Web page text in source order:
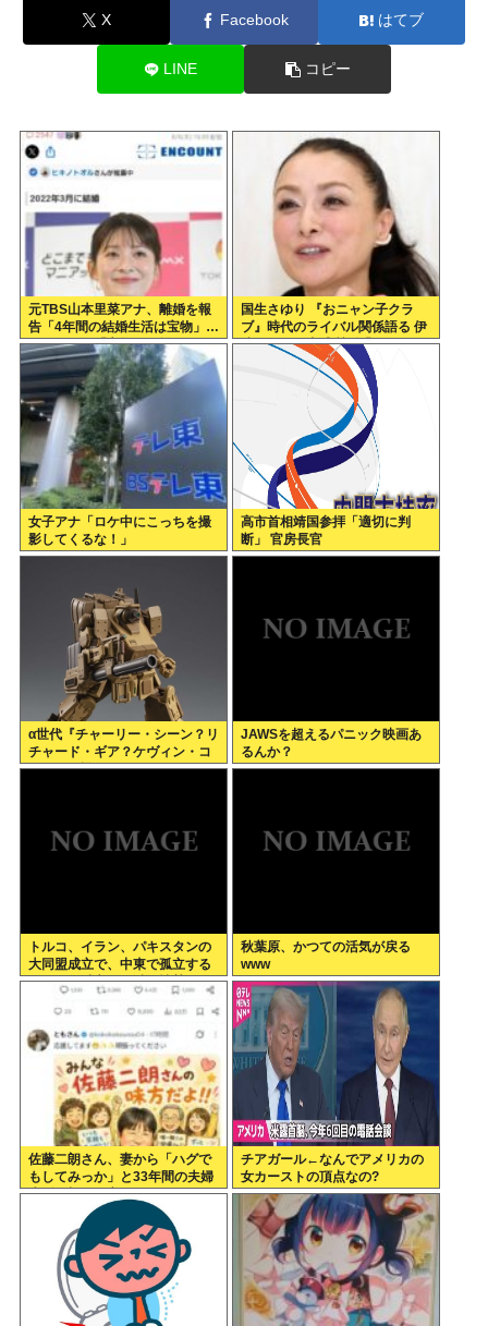
X Facebook はてブ
LINE コピー
元TBS山本里菜アナ、離婚を報
告「4年間の結婚生活は宝物」…
ヤフコメ民「宝物なら離婚しな
いだろ」
国生さゆり 『おニャン子クラ
ブ』時代のライバル関係語る 伊
達みきおが直球質問「たとえば
誰です？」
女子アナ「ロケ中にこっちを撮
影してくるな！」
高市首相靖国参拝「適切に判
断」 官房長官
α世代『チャーリー・シーン？リ
チャード・ギア？ケヴィン・コ
スナー？誰ですかそれ？？』何
JAWSを超えるパニック映画あ
るんか？
トルコ、イラン、パキスタンの
大同盟成立で、中東で孤立する
イランは滅亡不可避な情勢へ
秋葉原、かつての活気が戻る
www
佐藤二朗さん、妻から「ハグで
もしてみっか」と33年間の夫婦
生活で初めて言われる
チアガール←なんでアメリカの
女カーストの頂点なの?